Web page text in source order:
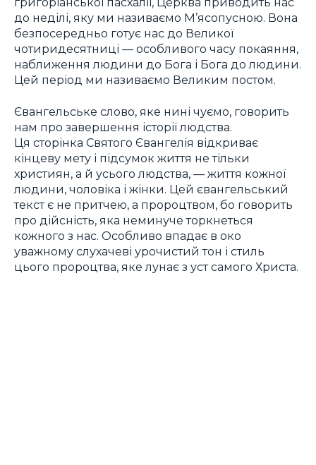
до неділі, яку ми називаємо М’ясопусною. Вона
безпосередньо готує нас до Великої
чотиридесятниці — особливого часу покаяння,
наближення людини до Бога і Бога до людини.
Цей період ми називаємо Великим постом.
Євангельське слово, яке нині чуємо, говорить
нам про завершення історії людства.
Ця сторінка Святого Євангелія відкриває
кінцеву мету і підсумок життя не тільки
християн, а й усього людства, — життя кожної
людини, чоловіка і жінки. Цей євангельський
текст є не притчею, а пророцтвом, бо говорить
про дійсність, яка неминуче торкнеться
кожного з нас. Особливо впадає в око
уважному слухачеві урочистий тон і стиль
цього пророцтва, яке лунає з уст самого Христа.